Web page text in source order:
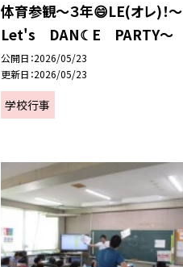
体育参観～３年😄LE(オレ)！～
Let's DAN☾E PARTY～
公開日 2026/05/23
更新日 2026/05/23
学校行事